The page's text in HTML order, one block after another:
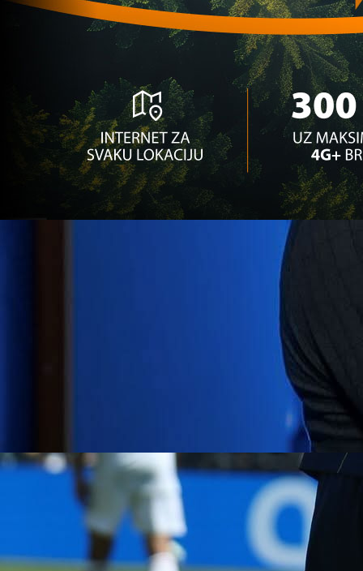
A Selekcija
Reprezentativac BiH se vraća u klub u kojem je
A Selekcija
NEVJEROVATNA ODLUKA: Bh. reprezentativac
izbačen iz ekipe pred finale!
3 mjesec 2 dan